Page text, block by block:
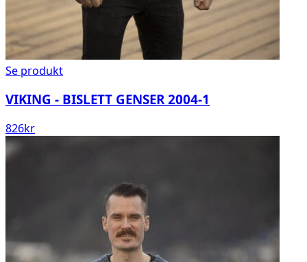
Se produkt
VIKING - BISLETT GENSER 2004-1
826kr